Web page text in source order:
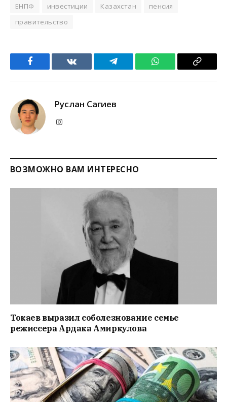
ЕНПФ инвестиции Казахстан
пенсия
правительство
Facebook VKontakteTelegram WhatsApp Copy
Руслан Сагиев
Instagram
ВОЗМОЖНО ВАМ ИНТЕРЕСНО
Токаев выразил соболезнование семье
режиссера Ардака Амиркулова